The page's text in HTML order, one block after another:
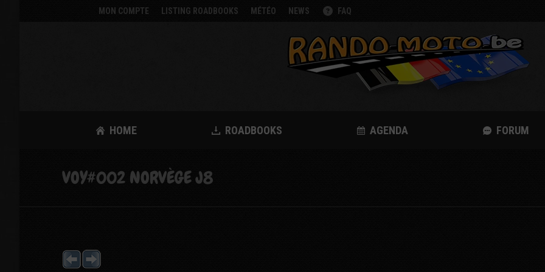
MON COMPTE LISTING ROADBOOKS MÉTÉO NEWS FAQ
HOME ROADBOOKS AGENDA FORUM
VOY#002 NORVÈGE J8